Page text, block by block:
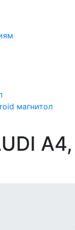
магнитол
A4,